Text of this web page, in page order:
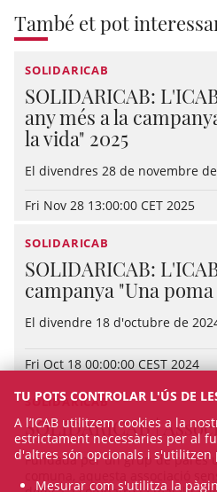
També et pot
SOLIDARICAB
SOLIDARICAB:
any més a la
la vida" 2025
El divendres 28 de novembre
Fri Nov 28 13:00:00 CET 2025
SOLIDARICAB
SOLIDARICAB:
campanya "Una
El divendre 18 d'octubre de
Fri Oct 18 00:00:00 CEST 2024
SOLIDARICAB
SOLIDARICAB |
Fundada per un grup de pares
TU POTS CONTROLAR L'ÚS DE
A l’ICAB utilitzem cookies a la
estrictament necessàries per al
d'altres són opcionals i s'utilitzen
Mesurar com s'utilitza la